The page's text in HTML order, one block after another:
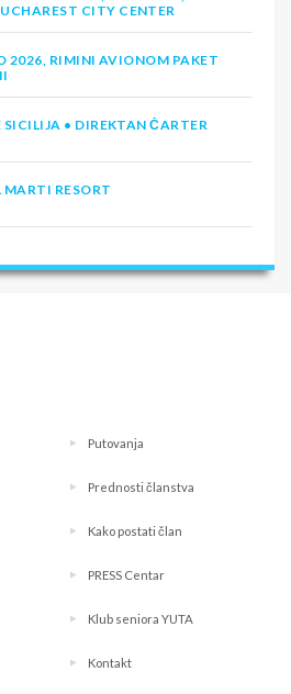
CITY CENTER
2026, RIMINI AVIONOM PAKET
SICILIJA • DIREKTAN ČARTER
RESORT
Putovanja
Prednosti članstva
Kako postati član
PRESS Centar
Klub seniora YUTA
Kontakt